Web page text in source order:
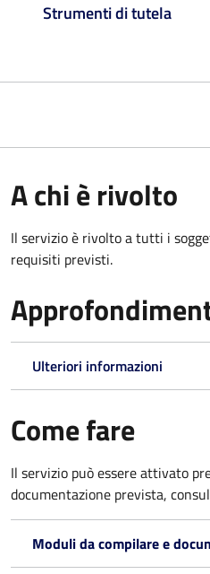
Strumenti di tutela
A chi è rivolto
Il servizio è rivolto a tutti i
requisiti previsti.
Ulteriori informazioni
Come fare
Il servizio può essere attivato
documentazione prevista,
Moduli da compilare e